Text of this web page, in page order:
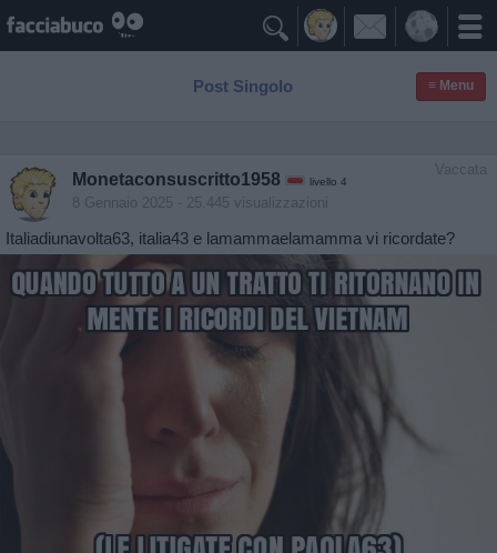

Post Singolo ≡ Menu
Vaccata
Monetaconsuscritto1958 livello 4
8 Gennaio 2025 - 25.445 visualizzazioni
Italiadiunavolta63, italia43 e lamammaelamamma vi ricordate?